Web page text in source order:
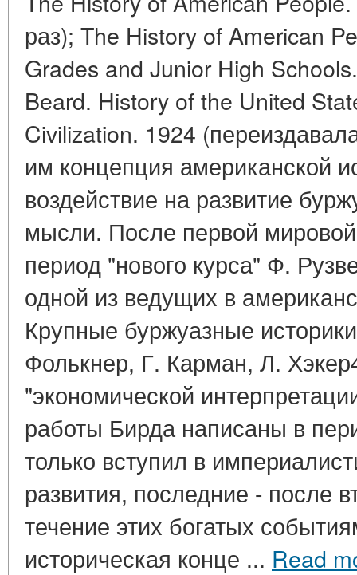
раз); The History of American
Grades and Junior High
Beard. History of the United
Civilization. 1924
им концепция американской
воздействие на развитие
мысли. После первой
период "нового курса" Ф.
одной из ведущих в
Крупные буржуазные
Фолькнер, Г. Карман, Л.
"экономической
работы Бирда написаны в
только вступил в
развития, последние - после
течение этих богатых
историческая конце ... Read